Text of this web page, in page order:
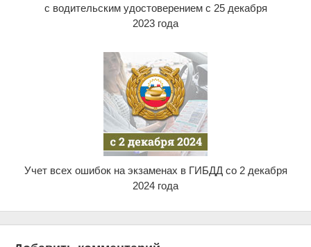
с водительским удостоверением с 25 декабря
2023 года
Учет всех ошибок на экзаменах в ГИБДД со 2 декабря
2024 года